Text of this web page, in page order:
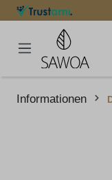
content
Informationen